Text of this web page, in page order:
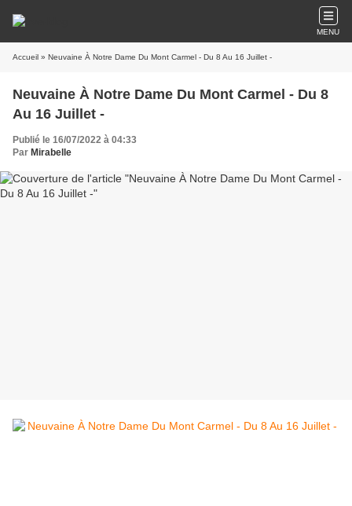
MENU
Accueil » Neuvaine À Notre Dame Du Mont Carmel - Du 8 Au 16 Juillet -
Neuvaine À Notre Dame Du Mont Carmel - Du 8
Au 16 Juillet -
Publié le 16/07/2022 à 04:33
Par Mirabelle